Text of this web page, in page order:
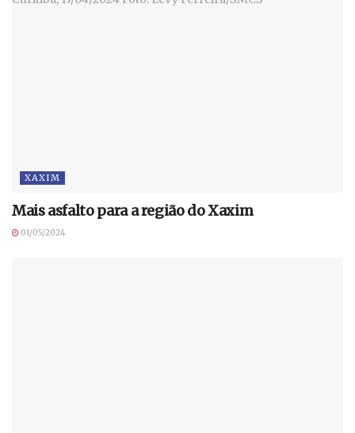
XAXIM
Mais asfalto para a região do Xaxim
01/05/2024